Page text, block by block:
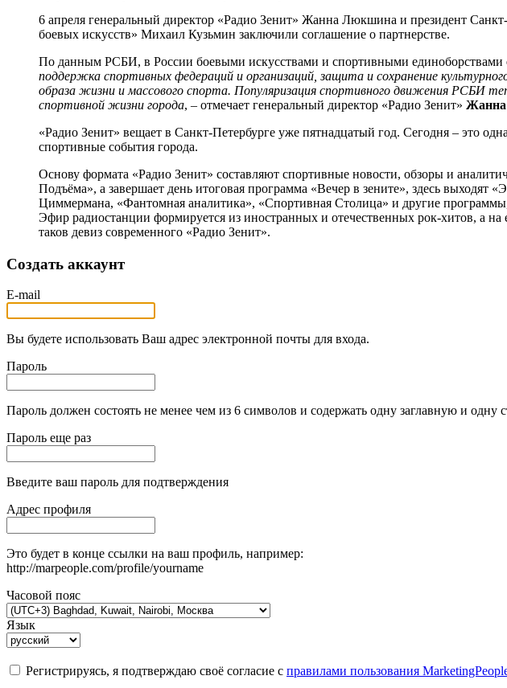
6 апреля генеральный директор «Радио Зенит» Жанна Люкшина и президент
боевых искусств» Михаил Кузьмин заключили соглашение о партнерстве.
По данным РСБИ, в России боевыми искусствами и спортивными единоборствами
поддержка спортивных федераций и организаций, защита и сохранение
образа жизни и массового спорта. Популяризация спортивного движения
спортивной жизни города, – отмечает генеральный директор «Радио Зенит»
«Радио Зенит» вещает в Санкт-Петербурге уже пятнадцатый год. Сегодня – это
спортивные события города.
Основу формата «Радио Зенит» составляют спортивные новости, обзоры и
Подъёма», а завершает день итоговая программа «Вечер в зените», здесь
Циммермана, «Фантомная аналитика», «Спортивная Столица» и другие
Эфир радиостанции формируется из иностранных и отечественных рок-хитов, а
таков девиз современного «Радио Зенит».
Создать аккаунт
E-mail
Вы будете использовать Ваш адрес электронной почты для входа.
Пароль
Пароль должен состоять не менее чем из 6 символов и содержать одну заглавную и
Пароль еще раз
Введите ваш пароль для подтверждения
Адрес профиля
Это будет в конце ссылки на ваш профиль, например:
http://marpeople.com/profile/yourname
Часовой пояс
Язык
Регистрируясь, я подтверждаю своё согласие с правилами пользования